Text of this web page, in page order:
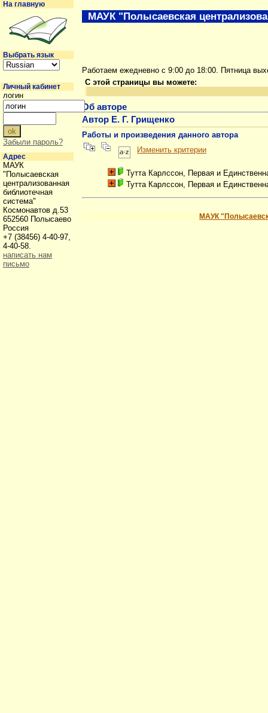
Работаем ежедневно с 9:00 до 18:00. Пятница
С этой страницы вы можете:
Об авторе
Автор Е. Г. Грищенко
Работы и произведения данного автора
Изменить критерии
Тутта Карлссон, Первая и
Тутта Карлссон, Первая и
МАУК
МАУК "Полысаевская
На главную
Выбрать язык
Личный кабинет
логин
Забыли пароль?
Адрес
МАУК
"Полысаевская
централизованная
библиотечная
система"
Космонавтов д.53
652560 Полысаево
Россия
+7 (38456) 4-40-97,
4-40-58.
написать нам
письмо